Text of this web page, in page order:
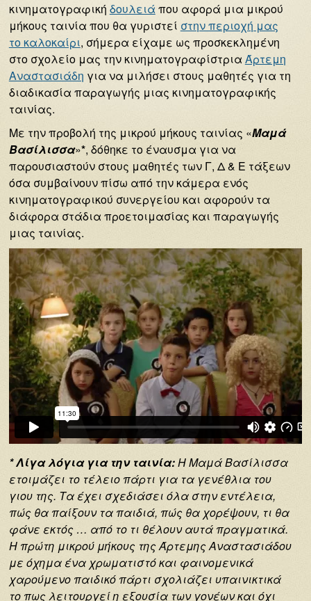
κινηματογραφική δουλειά που αφορά μια μικρού
μήκους ταινία που θα γυριστεί στην περιοχή μας
το καλοκαίρι, σήμερα είχαμε ως προσκεκλημένη
στο σχολείο μας την κινηματογραφίστρια Άρτεμη
Αναστασιάδη για να μιλήσει στους μαθητές για τη
διαδικασία παραγωγής μιας κινηματογραφικής
ταινίας.
Με την προβολή της μικρού μήκους ταινίας «Μαμά
Βασίλισσα»*, δόθηκε το έναυσμα για να
παρουσιαστούν στους μαθητές των Γ, Δ & Ε τάξεων
όσα συμβαίνουν πίσω από την κάμερα ενός
κινηματογραφικού συνεργείου και αφορούν τα
διάφορα στάδια προετοιμασίας και παραγωγής
μιας ταινίας.
* Λίγα λόγια για την ταινία:Η Μαμά Βασίλισσα
ετοιμάζει το τέλειο πάρτι για τα γενέθλια του
γιου της. Τα έχει σχεδιάσει όλα στην εντέλεια,
πώς θα παίξουν τα παιδιά, πώς θα χορέψουν, τι θα
φάνε εκτός … από το τι θέλουν αυτά πραγματικά.
Η πρώτη μικρού μήκους της Άρτεμης Αναστασιάδου
με όχημα ένα χρωματιστό και φαινομενικά
χαρούμενο παιδικό πάρτι σχολιάζει υπαινικτικά
το πως λειτουργεί η εξουσία των γονέων και όχι